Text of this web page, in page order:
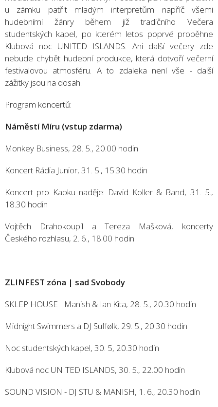
u zámku patřit mladým interpretům napříč všemi
hudebními žánry během již tradičního Večera
studentských kapel, po kterém letos poprvé proběhne
Klubová noc UNITED ISLANDS. Ani další večery zde
nebude chybět hudební produkce, která dotvoří večerní
festivalovou atmosféru. A to zdaleka není vše - další
zážitky jsou na dosah.
Program koncertů:
Náměstí Míru (vstup zdarma)
Monkey Business, 28. 5., 20.00 hodin
Koncert Rádia Junior, 31. 5., 15.30 hodin
Koncert pro Kapku naděje: David Koller & Band, 31. 5.,
18.30 hodin
Vojtěch Drahokoupil a Tereza Mašková, koncerty
Českého rozhlasu, 2. 6., 18.00 hodin
ZLINFEST zóna | sad Svobody
SKLEP HOUSE - Manish & Ian Kita, 28. 5., 20.30 hodin
Midnight Swimmers a DJ Suffølk, 29. 5., 20.30 hodin
Noc studentských kapel, 30. 5, 20.30 hodin
Klubová noc UNITED ISLANDS, 30. 5., 22.00 hodin
SOUND VISION - DJ STU & MANISH, 1. 6., 20.30 hodin